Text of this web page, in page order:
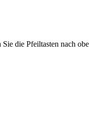
die Pfeiltasten nach